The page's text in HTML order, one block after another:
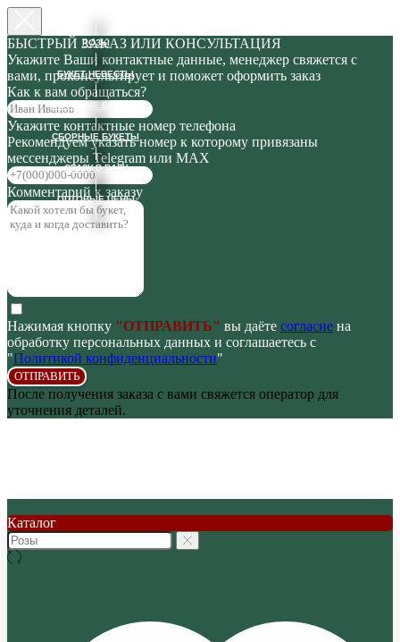
БЫСТРЫЙ ЗАКАЗ ИЛИ КОНСУЛЬТАЦИЯ
Укажите Ваши контактные данные, менеджер свяжется с
вами, проконсультирует и поможет оформить заказ
Как к вам обращаться?
Укажите контактные номер телефона
Рекомендуем указать номер к которому привязаны
мессенджеры Telegram или MAX
Комментарий к заказу
Нажимая кнопку "ОТПРАВИТЬ" вы даёте согласие на
обработку персональных данных и соглашаетесь с
"Политикой конфиденциальности"
ОТПРАВИТЬ
После получения заказа с вами свяжется оператор для
уточнения деталей.
Каталог
РОЗЫ
БУКЕТ НЕВЕСТЫ
ГОТОВЫЕ БУКЕТЫ
СБОРНЫЕ БУКЕТЫ
СРАЗУ В ВАЗУ
ОПТОВЫЕ ЦЕНЫ